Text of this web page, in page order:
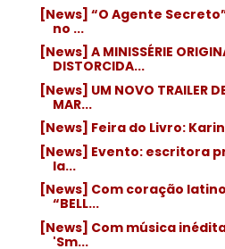
[News] “O Agente
no ...
[News] A MINISSÉRIE
DISTORCIDA...
[News] UM NOVO TRAILER
MAR...
[News] Feira do Livro:
[News] Evento: escritora
la...
[News] Com coração
“BELL...
[News] Com música
'Sm...